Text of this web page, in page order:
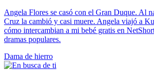
Angela Flores se casó con el Gran Duque. Al
Cruz la cambió y casi muere. Angela viajó a
cómo intercambian a mi bebé gratis en
dramas populares.
Dama de hierro